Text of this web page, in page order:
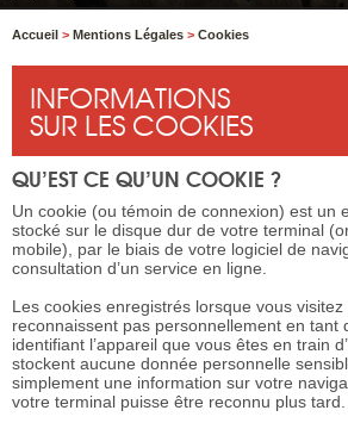
Accueil > Mentions Légales > Cookies
INFORMATIONS
SUR LES COOKIES
QU’EST CE QU’UN COOKIE ?
Un cookie (ou témoin de connexion) est un
stocké sur le disque dur de votre terminal
mobile), par le biais de votre logiciel de
consultation d’un service en ligne.
Les cookies enregistrés lorsque vous
reconnaissent pas personnellement en tant
identifiant l’appareil que vous êtes en train
stockent aucune donnée personnelle
simplement une information sur votre
votre terminal puisse être reconnu plus tard.